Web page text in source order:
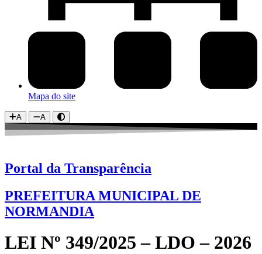
Mapa do site
A A
Portal da Transparência
PREFEITURA MUNICIPAL DE
NORMANDIA
LEI Nº 349/2025 – LDO – 2026